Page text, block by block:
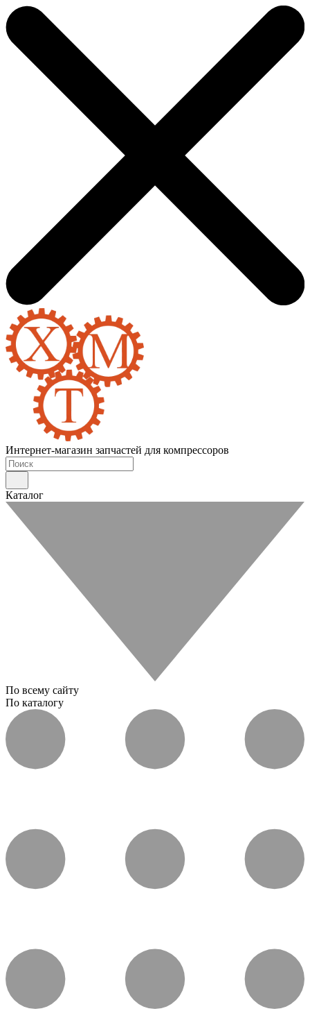
Интернет-магазин запчастей для компрессоров
Каталог
По всему сайту
По каталогу